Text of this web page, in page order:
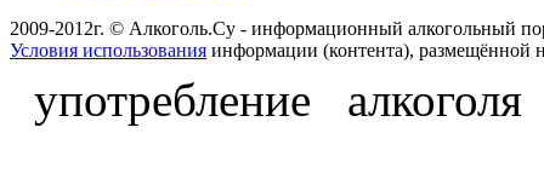
2009-2012г. © Алкоголь.Су - информационный алкогольный
Условия использования информации (контента), размещённой
употребление